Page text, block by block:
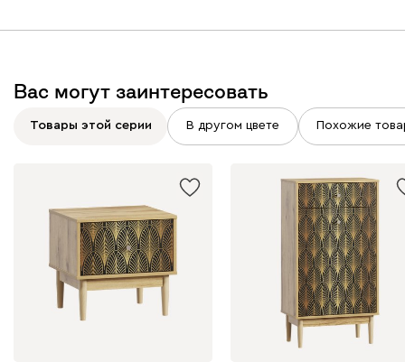
Вас могут заинтересовать
Товары этой серии В другом цвете Похожие